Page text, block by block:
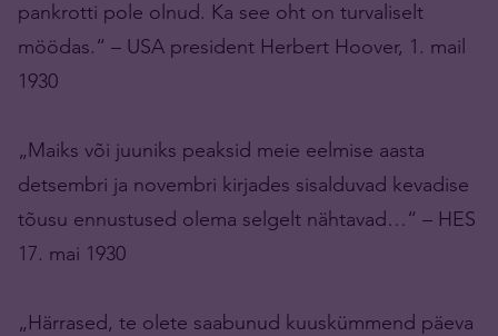
pankrotti pole olnud. Ka see oht on turvaliselt
möödas.“ – USA president Herbert Hoover, 1. mail
1930
„Maiks või juuniks peaksid meie eelmise aasta
detsembri ja novembri kirjades sisalduvad kevadise
tõusu ennustused olema selgelt nähtavad…“ – HES
17. mai 1930
„Härrased, te olete saabunud kuuskümmend päeva